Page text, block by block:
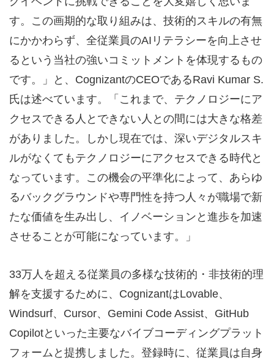
す。この画期的な取り組みは、技術的スキルの有無
にかかわらず、全従業員のAIリテラシーを向上させ
るという当社の強いコミットメントを体現するもの
です。」と、CognizantのCEOであるRavi Kumar S.
氏は述べています。「これまで、テクノロジーにア
クセスできる人とできない人との間には大きな格差
がありました。しかし現在では、深いデジタルスキ
ルがなくてもテクノロジーにアクセスできる時代と
なっています。この機会の平準化によって、あらゆ
るバックグラウンドや専門性を持つ人々が職場で新
たな価値を生み出し、イノベーションと進歩を加速
させることが可能になっています。」
33万人を超える従業員の多様な技術的・非技術的理
解を支援するために、CognizantはLovable、
Windsurf、Cursor、Gemini Code Assist、GitHub
Copilotといった主要なバイブコーディングプラット
フォームと提携しました。登録時に、従業員は自身